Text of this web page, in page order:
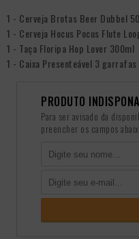
1 - Cerveja Brotas Beer Dubbel
1 - Cerveja Hocus Pocus Flute
1 - Taça Floripa Hop Lover 300ml
1 - Caixa Presenteável 3 garrafas
PRODUTO
Para ser avisado da
preencher os campos